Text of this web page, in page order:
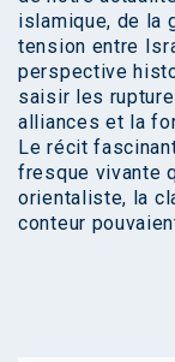
islamique, de la
tension entre
perspective
saisir les
alliances et la
Le récit
fresque vivante
orientaliste, la
conteur